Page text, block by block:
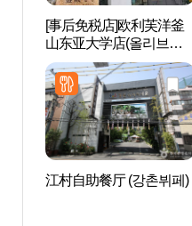
[事后免税店]欧利芙洋釜
山东亚大学店(올리브영
부산동아대점)
江村自助餐厅 (강촌뷔페)